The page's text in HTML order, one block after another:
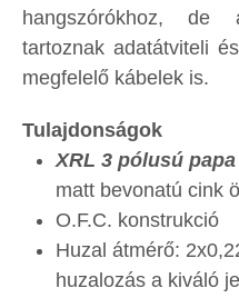
hangszórókhoz, de
tartoznak adatátviteli
megfelelő kábelek is.
Tulajdonságok
XRL 3 pólusú
matt bevonatú cink
O.F.C. konstrukció
Huzal átmérő:
huzalozás a kiváló